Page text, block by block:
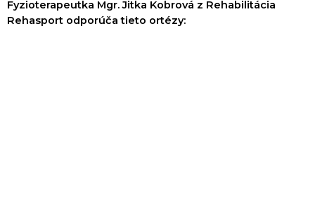
Fyzioterapeutka Mgr. Jitka Kobrová z Rehabilitácia
Rehasport odporúča tieto ortézy: